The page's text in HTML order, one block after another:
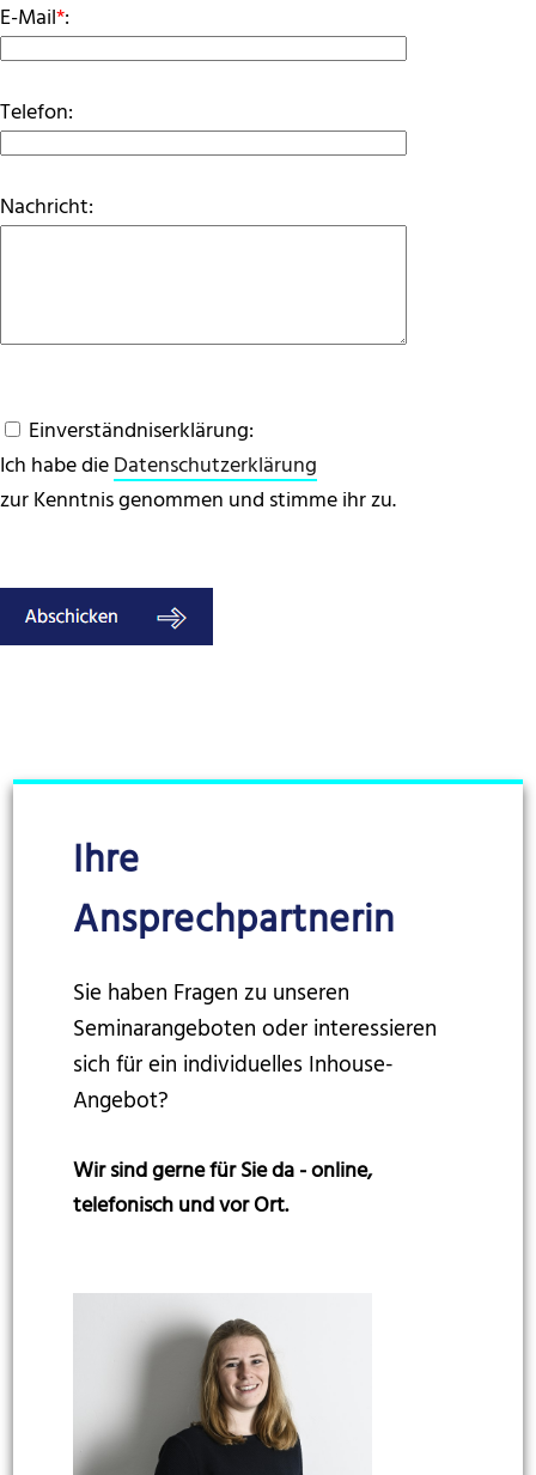
E-Mail*:
Telefon:
Nachricht:
Einverständniserklärung:
Ich habe dieDatenschutzerklärung
zur Kenntnis genommen und stimme ihr zu.
Ihre
Ansprechpartnerin
Sie haben Fragen zu unseren
Seminarangeboten oder interessieren
sich für ein individuelles Inhouse-
Angebot?
Wir sind gerne für Sie da - online,
telefonisch und vor Ort.